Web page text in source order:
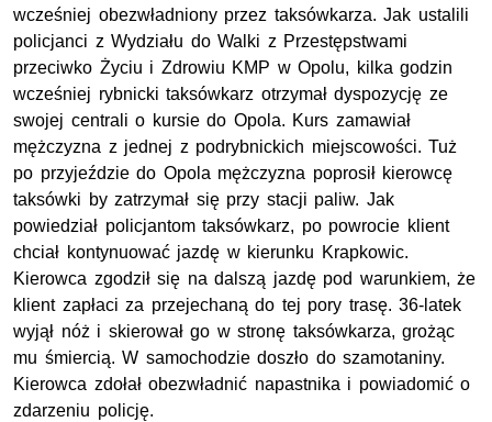
wcześniej obezwładniony przez taksówkarza. Jak ustalili
policjanci z Wydziału do Walki z Przestępstwami
przeciwko Życiu i Zdrowiu KMP w Opolu, kilka godzin
wcześniej rybnicki taksówkarz otrzymał dyspozycję ze
swojej centrali o kursie do Opola. Kurs zamawiał
mężczyzna z jednej z podrybnickich miejscowości. Tuż
po przyjeździe do Opola mężczyzna poprosił kierowcę
taksówki by zatrzymał się przy stacji paliw. Jak
powiedział policjantom taksówkarz, po powrocie klient
chciał kontynuować jazdę w kierunku Krapkowic.
Kierowca zgodził się na dalszą jazdę pod warunkiem, że
klient zapłaci za przejechaną do tej pory trasę. 36-latek
wyjął nóż i skierował go w stronę taksówkarza, grożąc
mu śmiercią. W samochodzie doszło do szamotaniny.
Kierowca zdołał obezwładnić napastnika i powiadomić o
zdarzeniu policję.